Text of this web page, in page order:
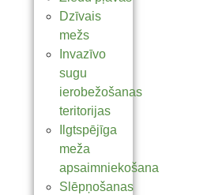
Dzīvais
mežs
Invazīvo
sugu
ierobežošanas
teritorijas
Ilgtspējīga
meža
apsaimniekošana
Slēpņošanas